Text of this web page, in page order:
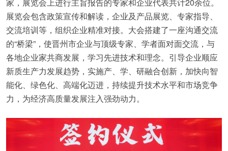
家，展览会上进行主旨报告的专家和企业代表共计20余位。
展览会包含政策宣传和解读，企业及产品展览、专家指导、
交流培训等，组织企业精准对接。大会搭建了一座沟通交流
的“桥梁”，使晋州市企业与顶级专家、学者面对面交流，与
各地企业家共商发展，学习先进技术和理念。引导企业顺应
新质生产力发展趋势，实施产、学、研融合创新，加快向智
能化、绿色化、高端化迈进，持续提升技术水平和市场竞争
力，为经济高质量发展注入强劲动力。